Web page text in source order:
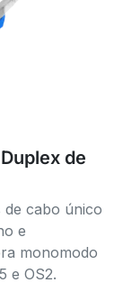
de
de cabo único
e
monomodo
e OS2.